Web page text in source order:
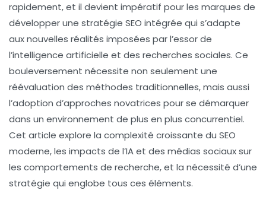
rapidement, et il devient impératif pour les marques de
développer une stratégie SEO intégrée qui s’adapte
aux nouvelles réalités imposées par l’essor de
l’intelligence artificielle et des recherches sociales. Ce
bouleversement nécessite non seulement une
réévaluation des méthodes traditionnelles, mais aussi
l’adoption d’approches novatrices pour se démarquer
dans un environnement de plus en plus concurrentiel.
Cet article explore la complexité croissante du SEO
moderne, les impacts de l’IA et des médias sociaux sur
les comportements de recherche, et la nécessité d’une
stratégie qui englobe tous ces éléments.